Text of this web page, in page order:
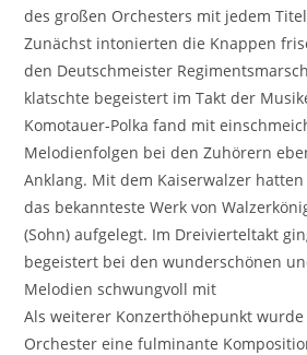
des großen Orchesters mit jedem
Zunächst intonierten die Knappen
den Deutschmeister
klatschte begeistert im Takt der
Komotauer-Polka fand mit
Melodienfolgen bei den Zuhörern
Anklang. Mit dem Kaiserwalzer
das bekannteste Werk von
(Sohn) aufgelegt. Im Dreivierteltakt
begeistert bei den wunderschönen
Melodien schwungvoll mit
Als weiterer Konzerthöhepunkt
Orchester eine fulminante